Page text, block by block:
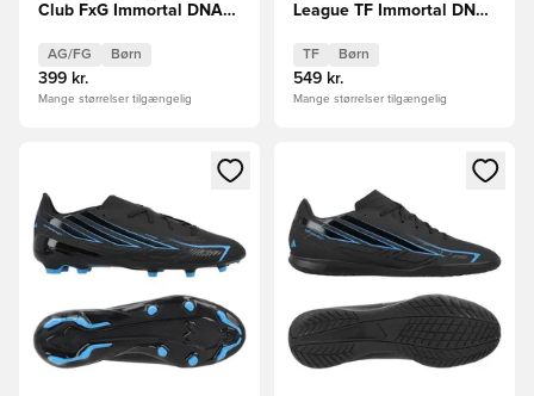
Club FxG Immortal DNA
AG/FG Børn
399 kr.
Mange størrelser tilgængelig
League TF Immortal DNA
TF Børn
549 kr.
Mange størrelser tilgængelig
Åbner en Modal til at logge ind eller tilmelde dig som
Åbner en Modal til at logge